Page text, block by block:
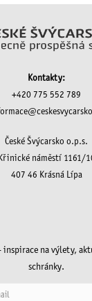
Kontakty:
+420 775 552 789
České Švýcarsko o.p.s.
Křinické náměstí 1161/
407 46 Krásná Lípa
inspirace na výlety,
schránky.